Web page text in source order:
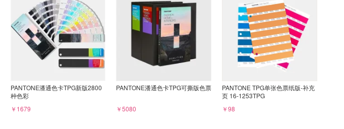
PANTONE潘通色卡TPG新版2800
种色彩
￥1679
PANTONE潘通色卡TPG可撕版色票
￥5080
PANTONE TPG单张色票纸版-补充
页 16-1253TPG
￥98